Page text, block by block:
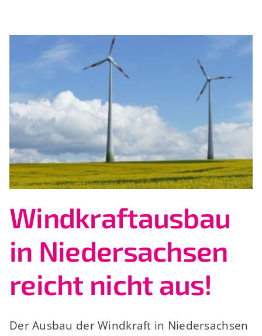
Windkraftausbau
in Niedersachsen
reicht nicht aus!
Der Ausbau der Windkraft in Niedersachsen